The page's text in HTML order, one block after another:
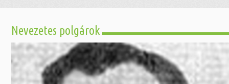
Mozi
Színház/Tánc
Szent
Zsidó
Sport és
Nevezetes polgárok